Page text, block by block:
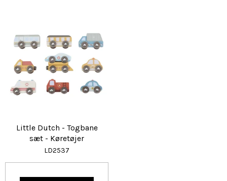
Little Dutch - Togbane
sæt - Køretøjer
LD2537